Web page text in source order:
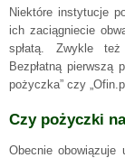
Niektóre instytucje
ich zaciągniecie
spłatą. Zwykle
Bezpłatną pierwszą
pożyczka” czy
Czy pożyczki
Obecnie obowiązuje